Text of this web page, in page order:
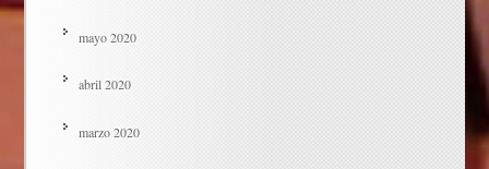
mayo 2020
abril 2020
marzo 2020